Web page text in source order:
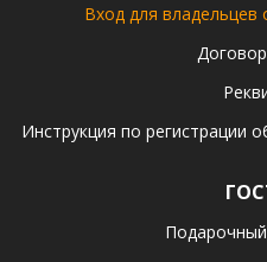
Вход для
Инструкция по регистрации